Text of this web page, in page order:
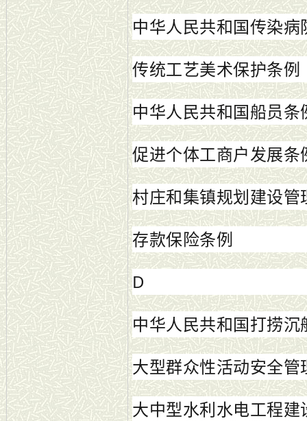
中华人民共和国传染
传统工艺美术保护条例
中华人民共和国船员条
促进个体工商户发展条
村庄和集镇规划建设管
存款保险条例
D
中华人民共和国打捞沉
大型群众性活动安全管
大中型水利水电工程